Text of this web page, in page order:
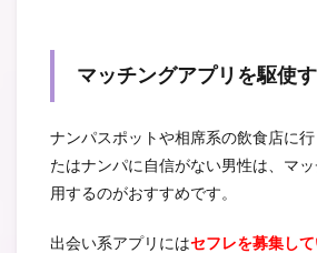
マッチングアプリを駆使
ナンパスポットや相席系の飲食店に
たはナンパに自信がない男性は、マ
用するのがおすすめです。
出会い系アプリにはセフレを募集し